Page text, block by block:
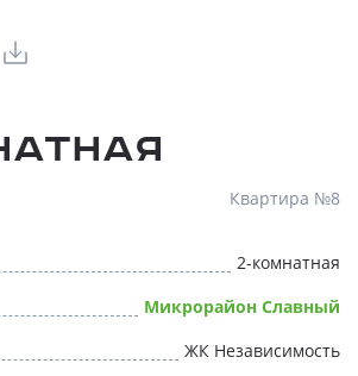
Квартира №8
2-комнатная
Микрорайон Славный
ЖК Независимость
* Скидки предоставляются в